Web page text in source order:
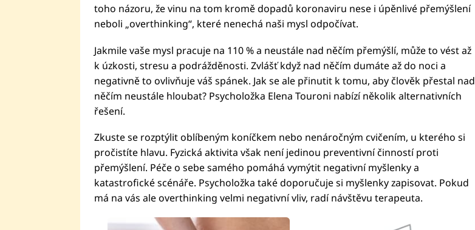
toho názoru, že vinu na tom kromě dopadů koronaviru nese i úpěnlivé přemýšlení
neboli „overthinking“, které nenechá naši mysl odpočívat.
Jakmile vaše mysl pracuje na 110 % a neustále nad něčím přemýšlí, může to vést až
k úzkosti, stresu a podrážděnosti. Zvlášť když nad něčím dumáte až do noci a
negativně to ovlivňuje váš spánek. Jak se ale přinutit k tomu, aby člověk přestal nad
něčím neustále hloubat? Psycholožka Elena Touroni nabízí několik alternativních
řešení.
Zkuste se rozptýlit oblíbeným koníčkem nebo nenáročným cvičením, u kterého si
pročistíte hlavu. Fyzická aktivita však není jedinou preventivní činností proti
přemýšlení. Péče o sebe samého pomáhá vymýtit negativní myšlenky a
katastrofické scénáře. Psycholožka také doporučuje si myšlenky zapisovat. Pokud
má na vás ale overthinking velmi negativní vliv, radí návštěvu terapeuta.